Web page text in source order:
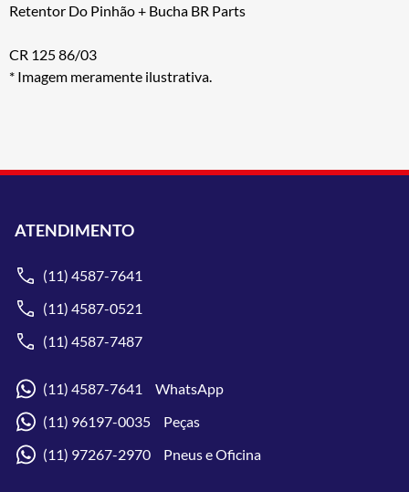
Retentor Do Pinhão + Bucha BR Parts
CR 125 86/03
* Imagem meramente ilustrativa.
ATENDIMENTO
(11) 4587-7641
(11) 4587-0521
(11) 4587-7487
(11) 4587-7641 WhatsApp
(11) 96197-0035 Peças
(11) 97267-2970 Pneus e Oficina